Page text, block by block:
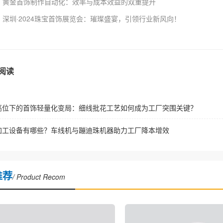
深圳·2024珠宝首饰展览会：璀璨盛宴，引领行业新风向！
读
下的首饰轻量化变局：细线批花工艺如何成为工厂突围关键？
设备有哪些？车线机与蹦迪珠机器助力工厂降本增效
荐/ Product Recom